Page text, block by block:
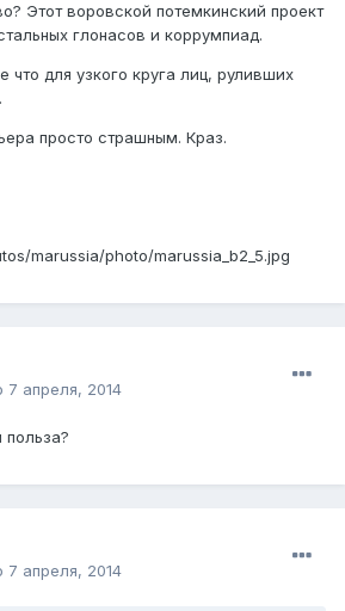
Этот воровской потемкинский проект
глонасов и коррумпиад.
что для узкого круга лиц, руливших
просто страшным. Краз.
marussia/photo/marussia_b2_5.jpg
7 апреля, 2014
7 апреля, 2014